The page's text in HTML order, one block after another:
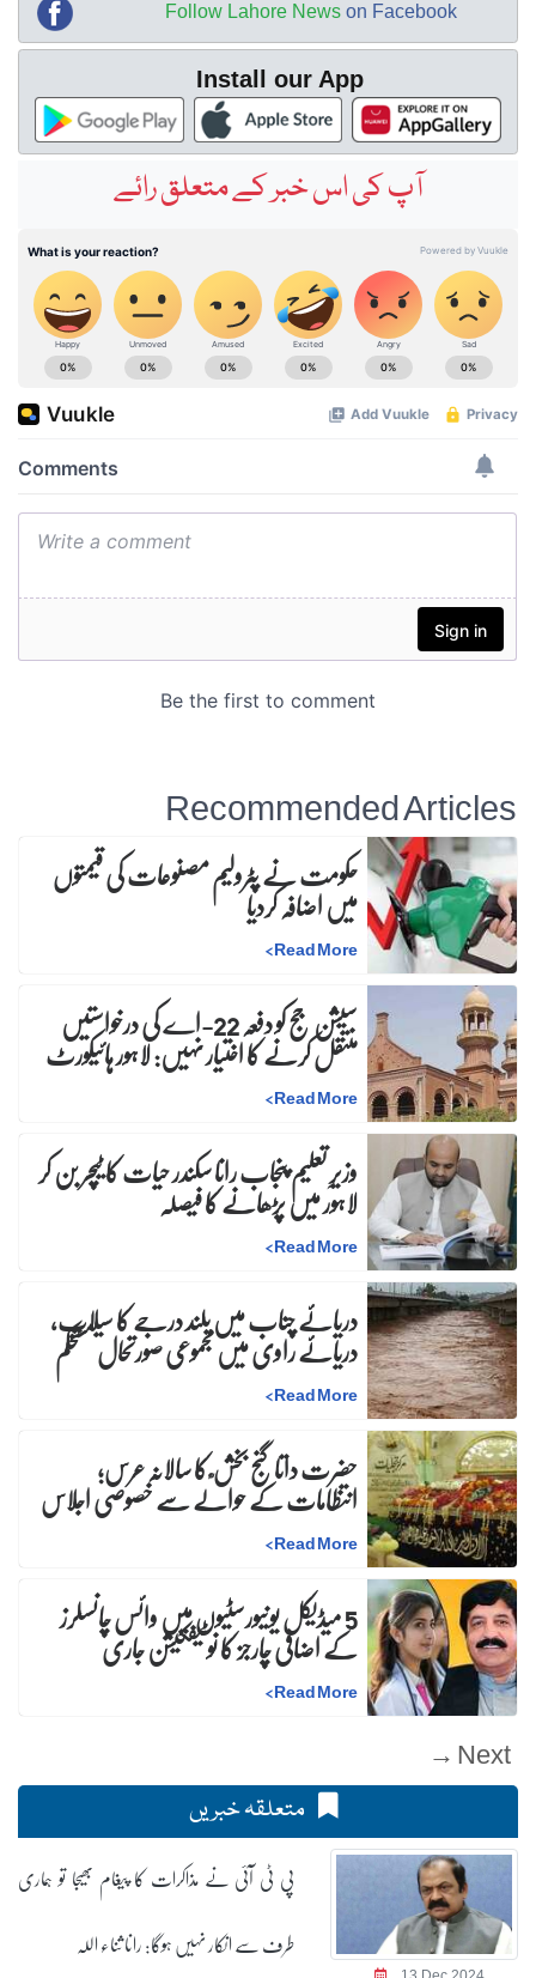
Follow Lahore News on Facebook
Install our App
آپ کی اس خبر کے متعلق رائے
Recommended Articles
حکومت نے پٹرولیم مصنوعات کی قیمتوں
میں اضافہ کردیا
Read More
>
سیشن جج کو دفعہ 22-اے کی درخواستیں
منتقل کرنے کا اختیار نہیں: لاہور ہائیکورٹ
Read More
>
وزیرِ تعلیم پنجاب رانا سکندر حیات کا ٹیچر بن کر
لاہور میں پڑھانے کا فیصلہ
Read More
>
دریائے چناب میں بلند درجے کا سیلاب،
دریائے راوی میں مجموعی صورتحال مستحکم
Read More
>
حضرت داتا گنج بخش ؒ کا سالانہ عرس;
انتظامات کے حوالے سے خصوصی اجلاس
Read More
>
5 میڈیکل یونیورسٹیوں میں وائس چانسلرز
کے اضافی چارجز کا نوٹیفکیشن جاری
Read More
>
Next →
متعلقہ خبریں
پی ٹی آئی نے مذاکرات کا پیغام بھیجا تو ہماری
طرف سے انکار نہیں ہوگا: رانا ثناء اللہ